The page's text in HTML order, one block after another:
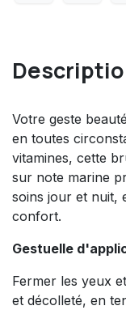
Votre geste
en toutes
vitamines, cette
sur note marine
soins jour et nuit,
confort.
Gestuelle
Fermer les yeux
et décolleté, en